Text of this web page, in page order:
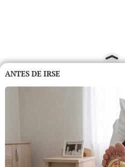
ANTES DE IRSE